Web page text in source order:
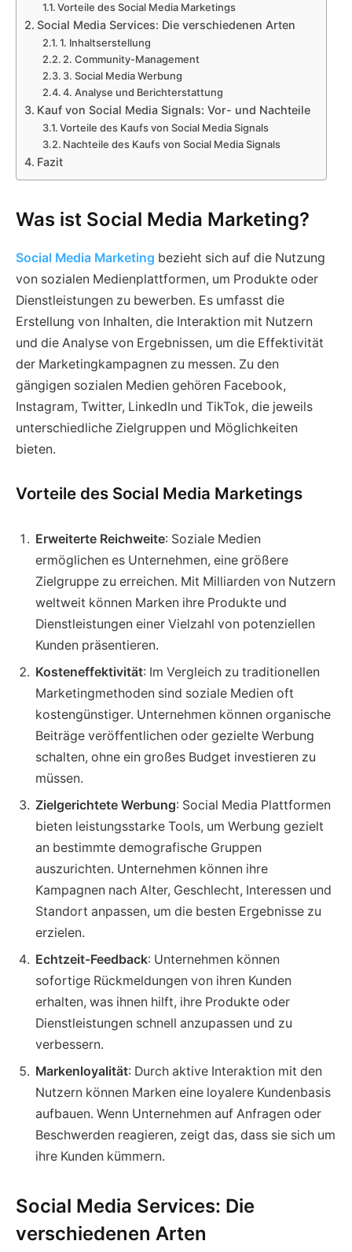
Vorteile des Social Media Marketings
Social Media Services: Die verschiedenen Arten
1. Inhaltserstellung
2. Community-Management
3. Social Media Werbung
4. Analyse und Berichterstattung
Kauf von Social Media Signals: Vor- und Nachteile
Vorteile des Kaufs von Social Media Signals
Nachteile des Kaufs von Social Media Signals
Fazit
Was ist Social Media Marketing?
Social Media Marketing bezieht sich auf die Nutzung
von sozialen Medienplattformen, um Produkte oder
Dienstleistungen zu bewerben. Es umfasst die
Erstellung von Inhalten, die Interaktion mit Nutzern
und die Analyse von Ergebnissen, um die Effektivität
der Marketingkampagnen zu messen. Zu den
gängigen sozialen Medien gehören Facebook,
Instagram, Twitter, LinkedIn und TikTok, die jeweils
unterschiedliche Zielgruppen und Möglichkeiten
bieten.
Vorteile des Social Media Marketings
Erweiterte Reichweite: Soziale Medien
ermöglichen es Unternehmen, eine größere
Zielgruppe zu erreichen. Mit Milliarden von Nutzern
weltweit können Marken ihre Produkte und
Dienstleistungen einer Vielzahl von potenziellen
Kunden präsentieren.
Kosteneffektivität: Im Vergleich zu traditionellen
Marketingmethoden sind soziale Medien oft
kostengünstiger. Unternehmen können organische
Beiträge veröffentlichen oder gezielte Werbung
schalten, ohne ein großes Budget investieren zu
müssen.
Zielgerichtete Werbung: Social Media Plattformen
bieten leistungsstarke Tools, um Werbung gezielt
an bestimmte demografische Gruppen
auszurichten. Unternehmen können ihre
Kampagnen nach Alter, Geschlecht, Interessen und
Standort anpassen, um die besten Ergebnisse zu
erzielen.
Echtzeit-Feedback: Unternehmen können
sofortige Rückmeldungen von ihren Kunden
erhalten, was ihnen hilft, ihre Produkte oder
Dienstleistungen schnell anzupassen und zu
verbessern.
Markenloyalität: Durch aktive Interaktion mit den
Nutzern können Marken eine loyalere Kundenbasis
aufbauen. Wenn Unternehmen auf Anfragen oder
Beschwerden reagieren, zeigt das, dass sie sich um
ihre Kunden kümmern.
Social Media Services: Die
verschiedenen Arten